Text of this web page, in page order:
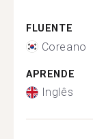
FLUENTE
Coreano
APRENDE
Inglês